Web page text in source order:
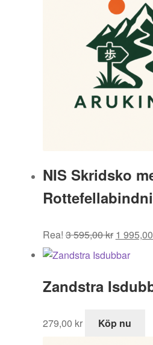
NIS Skridsko
Rea! 3 595,00kr
priset
3
1 995,00
Zandstra
279,00 kr Köp nu